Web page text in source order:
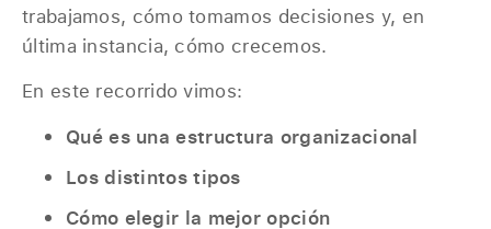
trabajamos, cómo tomamos decisiones y, en
última instancia, cómo crecemos.
En este recorrido vimos:
Qué es una estructura organizacional
Los distintos tipos
Cómo elegir la mejor opción